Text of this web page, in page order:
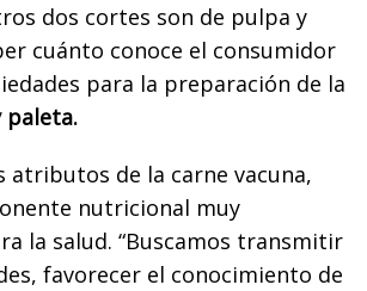
dos cortes son de pulpa y
cuánto conoce el consumidor
para la preparación de la
paleta.
atributos de la carne vacuna,
nutricional muy
la salud. “Buscamos transmitir
favorecer el conocimiento de